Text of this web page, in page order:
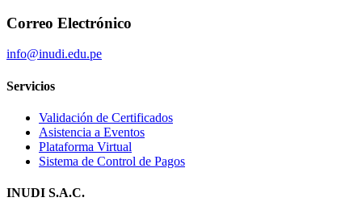
Correo Electrónico
info@inudi.edu.pe
Servicios
Validación de Certificados
Asistencia a Eventos
Plataforma Virtual
Sistema de Control de Pagos
INUDI S.A.C.